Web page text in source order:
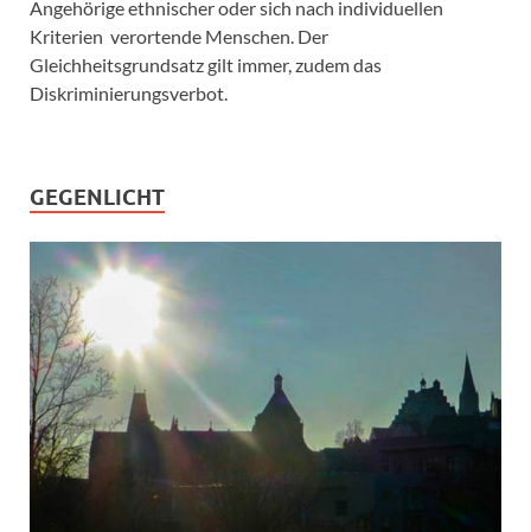
Angehörige ethnischer oder sich nach individuellen
Kriterien verortende Menschen. Der
Gleichheitsgrundsatz gilt immer, zudem das
Diskriminierungsverbot.
GEGENLICHT